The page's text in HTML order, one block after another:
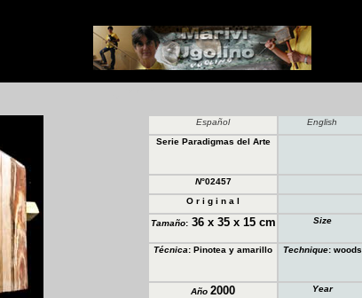
Español English
Serie Paradigmas del Arte
N°02457
O r i g i n a l
Tamaño:36 x 35 x 15 cm Size
Técnica: Pinotea y amarillo Technique: woods
Año 2000 Year